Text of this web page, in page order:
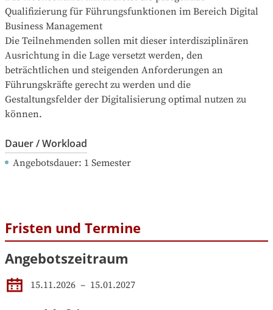
Qualifizierung für Führungsfunktionen im Bereich Digital
Business Management
Die Teilnehmenden sollen mit dieser interdisziplinären
Ausrichtung in die Lage versetzt werden, den
beträchtlichen und steigenden Anforderungen an
Führungskräfte gerecht zu werden und die
Gestaltungsfelder der Digitalisierung optimal nutzen zu
können.
Dauer / Workload
Angebotsdauer: 1 Semester
Fristen und Termine
Angebotszeitraum
15.11.2026 – 15.01.2027